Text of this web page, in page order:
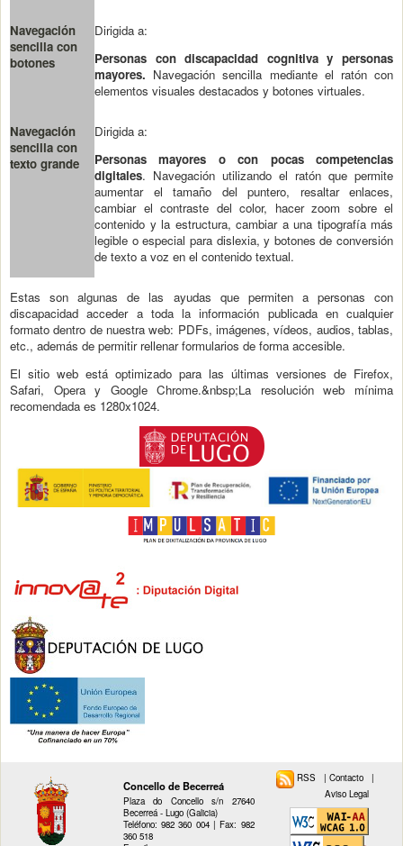
Navegación
sencilla con
botones
Dirigida a:
Personas con discapacidad cognitiva y personas
mayores. Navegación sencilla mediante el ratón con
elementos visuales destacados y botones virtuales.
Navegación
sencilla con
texto grande
Dirigida a:
Personas mayores o con pocas competencias
digitales. Navegación utilizando el ratón que permite
aumentar el tamaño del puntero, resaltar enlaces,
cambiar el contraste del color, hacer zoom sobre el
contenido y la estructura, cambiar a una tipografía más
legible o especial para dislexia, y botones de conversión
de texto a voz en el contenido textual.
Estas son algunas de las ayudas que permiten a personas con
discapacidad acceder a toda la información publicada en cualquier
formato dentro de nuestra web: PDFs, imágenes, vídeos, audios, tablas,
etc., además de permitir rellenar formularios de forma accesible.
El sitio web está optimizado para las últimas versiones de Firefox,
Safari, Opera y Google Chrome.&nbsp;La resolución web mínima
recomendada es 1280x1024.
Concello de Becerreá
Plaza do Concello s/n 27640
Becerreá - Lugo (Galicia)
Teléfono: 982 360 004 | Fax: 982
360 518
RSS |Contacto
|
Aviso Legal